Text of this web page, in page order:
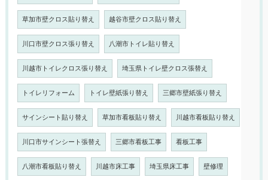
草加市壁クロス貼り替え 越谷市壁クロス貼り替え
川口市壁クロス張り替え 八潮市トイレ貼り替え
川越市トイレクロス張り替え 埼玉県トイレ壁クロス張替え
トイレリフォーム トイレ壁紙張り替え 三郷市壁紙張り替え
サインシート貼り替え 草加市看板貼り替え 川越市看板貼り替え
川口市サインシート張替え 三郷市看板工事 看板工事
八潮市看板貼り替え 川越市床工事 埼玉県床工事 壁修理